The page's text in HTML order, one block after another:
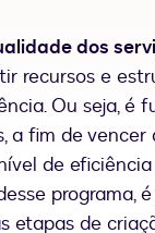
dos
recursos e
Ou seja, é
a fim de vencer
de
programa,
etapas de